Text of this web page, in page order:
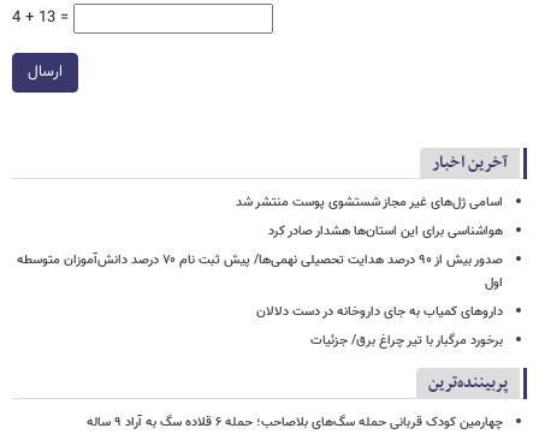
4 + 13 =
ارسال
آخرین اخبار
اسامی ژل‌های غیر مجاز شستشوی پوست منتشر شد
هواشناسی برای این استان‌ها هشدار صادر کرد
صدور بیش از ۹۰ درصد هدایت تحصیلی نهمی‌ها/ پیش ثبت نام ۷۰ درصد دانش‌آموزان متوسطه
اول
داروهای کمیاب به جای داروخانه در دست دلالان
برخورد مرگبار با تیر چراغ برق/ جزئیات
پربیننده‌ترین
چهارمین کودک قربانی حمله سگ‌های بلاصاحب؛ حمله ۶ قلاده سگ به آراد ۹ ساله